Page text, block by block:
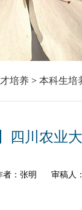
才培养 > 本科生培
四川农业
者：张明 审稿人